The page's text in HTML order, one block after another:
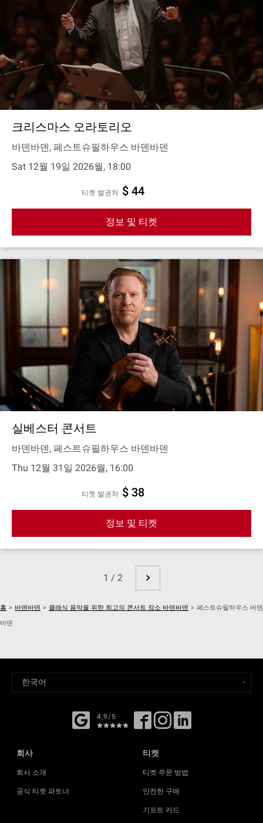
크리스마스 오라토리오
바덴바덴, 페스트슈필하우스 바덴바덴
Sat 12월 19일 2026월, 18:00
티켓 발권처 $ 44
정보 및 티켓
실베스터 콘서트
바덴바덴, 페스트슈필하우스 바덴바덴
Thu 12월 31일 2026월, 16:00
티켓 발권처 $ 38
정보 및 티켓
1 / 2
홈 > 바덴바덴 > 클래식 음악을 위한 최고의 콘서트 장소 바덴바덴 > 페스트슈필하우스 바덴
바덴
4,9/5
회사
회사 소개
공식 티켓 파트너
티켓
티켓 주문 방법
안전한 구매
기프트 카드